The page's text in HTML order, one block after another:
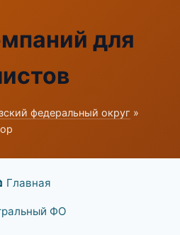
для
федеральный округ »
Главная
ФО